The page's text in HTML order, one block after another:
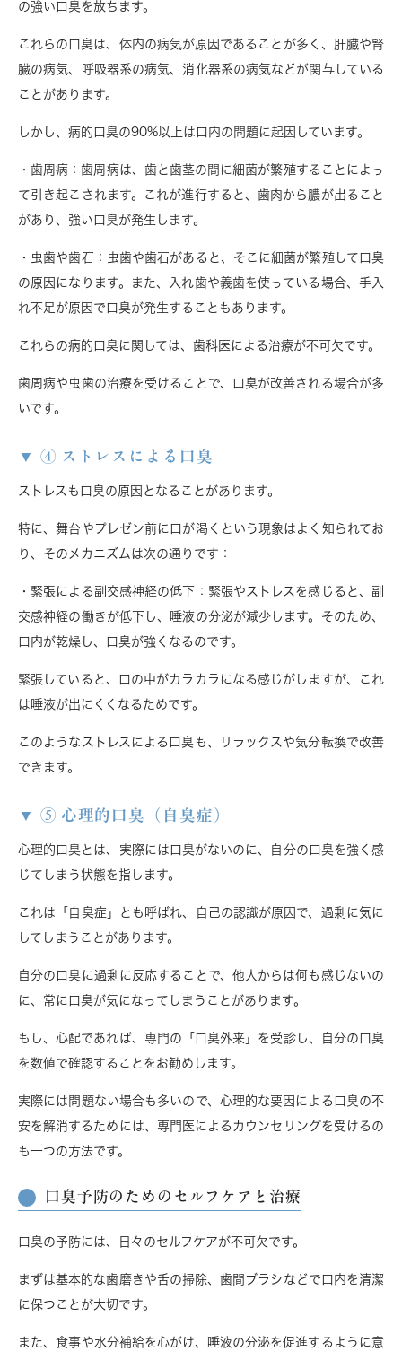
の強い口臭を放ちます。
これらの口臭は、体内の病気が原因であることが多く、肝臓や腎
臓の病気、呼吸器系の病気、消化器系の病気などが関与している
ことがあります。
しかし、病的口臭の90%以上は口内の問題に起因しています。
・歯周病 ：歯周病は、歯と歯茎の間に細菌が繁殖することによっ
て引き起こされます。これが進行すると、歯肉から膿が出ること
があり、強い口臭が発生します。
・虫歯や歯石 ：虫歯や歯石があると、そこに細菌が繁殖して口臭
の原因になります。また、入れ歯や義歯を使っている場合、手入
れ不足が原因で口臭が発生することもあります。
これらの病的口臭に関しては、歯科医による治療が不可欠です。
歯周病や虫歯の治療を受けることで、口臭が改善される場合が多
いです。
④ ストレスによる口臭
ストレスも口臭の原因となることがあります。
特に、舞台やプレゼン前に口が渇くという現象はよく知られてお
り、そのメカニズムは次の通りです：
・緊張による副交感神経の低下
：緊張やストレスを感じると、副
交感神経の働きが低下し、唾液の分泌が減少します。そのため、
口内が乾燥し、口臭が強くなるのです。
緊張していると、口の中がカラカラになる感じがしますが、これ
は唾液が出にくくなるためです。
このようなストレスによる口臭も、リラックスや気分転換で改善
できます。
⑤ 心理的口臭（自臭症）
心理的口臭とは、実際には口臭がないのに、自分の口臭を強く感
じてしまう状態を指します。
これは「自臭症」とも呼ばれ、自己の認識が原因で、過剰に気に
してしまうことがあります。
自分の口臭に過剰に反応することで、他人からは何も感じないの
に、常に口臭が気になってしまうことがあります。
もし、心配であれば、専門の「口臭外来」を受診し、自分の口臭
を数値で確認することをお勧めします。
実際には問題ない場合も多いので、心理的な要因による口臭の不
安を解消するためには、専門医によるカウンセリングを受けるの
も一つの方法です。
口臭予防のためのセルフケアと治療
口臭の予防には、日々のセルフケアが不可欠です。
まずは基本的な歯磨きや舌の掃除、歯間ブラシなどで口内を清潔
に保つことが大切です。
また、食事や水分補給を心がけ、唾液の分泌を促進するように意